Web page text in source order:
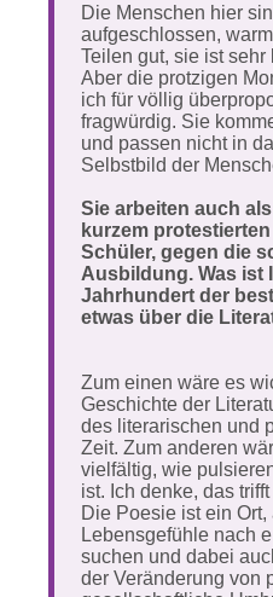
Die Menschen hier
aufgeschlossen,
Teilen gut, sie ist
Aber die protzigen
ich für völlig
fragwürdig. Sie
und passen nicht in
Selbstbild der
Sie arbeiten auch
kurzem
Schüler, gegen die
Ausbildung. Was ist
Jahrhundert der
etwas über die
Zum einen wäre es
Geschichte der
des literarischen und
Zeit. Zum anderen
vielfältig, wie
ist. Ich denke, das
Die Poesie ist ein
Lebensgefühle nach
suchen und dabei
der Veränderung von